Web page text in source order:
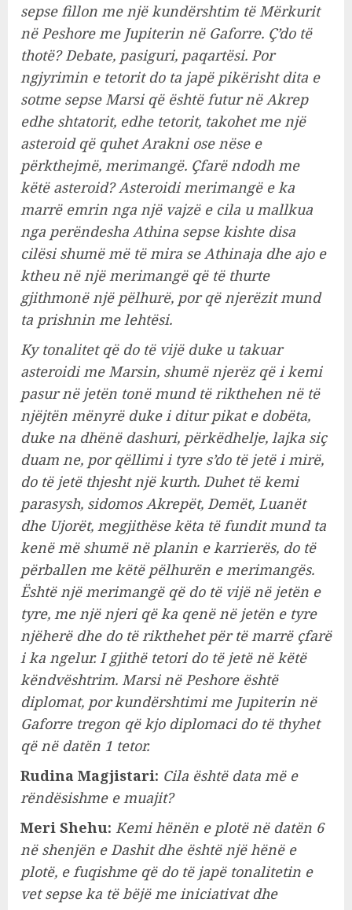
sepse fillon me një kundërshtim të Mërkurit
në Peshore me Jupiterin në Gaforre. Ç’do të
thotë? Debate, pasiguri, paqartësi. Por
ngjyrimin e tetorit do ta japë pikërisht dita e
sotme sepse Marsi që është futur në Akrep
edhe shtatorit, edhe tetorit, takohet me një
asteroid që quhet Arakni ose nëse e
përkthejmë, merimangë. Çfarë ndodh me
këtë asteroid? Asteroidi merimangë e ka
marrë emrin nga një vajzë e cila u mallkua
nga perëndesha Athina sepse kishte disa
cilësi shumë më të mira se Athinaja dhe ajo e
ktheu në një merimangë që të thurte
gjithmonë një pëlhurë, por që njerëzit mund
ta prishnin me lehtësi.
Ky tonalitet që do të vijë duke u takuar
asteroidi me Marsin, shumë njerëz që i kemi
pasur në jetën tonë mund të rikthehen në të
njëjtën mënyrë duke i ditur pikat e dobëta,
duke na dhënë dashuri, përkëdhelje, lajka siç
duam ne, por qëllimi i tyre s’do të jetë i mirë,
do të jetë thjesht një kurth. Duhet të kemi
parasysh, sidomos Akrepët, Demët, Luanët
dhe Ujorët, megjithëse këta të fundit mund ta
kenë më shumë në planin e karrierës, do të
përballen me këtë pëlhurën e merimangës.
Është një merimangë që do të vijë në jetën e
tyre, me një njeri që ka qenë në jetën e tyre
njëherë dhe do të rikthehet për të marrë çfarë
i ka ngelur. I gjithë tetori do të jetë në këtë
këndvështrim. Marsi në Peshore është
diplomat, por kundërshtimi me Jupiterin në
Gaforre tregon që kjo diplomaci do të thyhet
që në datën 1 tetor.
Rudina Magjistari: Cila është data më e
rëndësishme e muajit?
Meri Shehu: Kemi hënën e plotë në datën 6
në shenjën e Dashit dhe është një hënë e
plotë, e fuqishme që do të japë tonalitetin e
vet sepse ka të bëjë me iniciativat dhe